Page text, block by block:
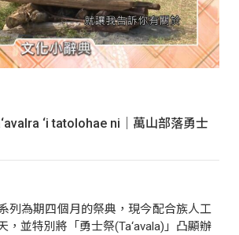
‘i tatolohae ni｜萬山部落勇士
列為期四個月的祭典，現今配合族人工
，並特別將「勇士祭(Ta‘avala)」凸顯辦